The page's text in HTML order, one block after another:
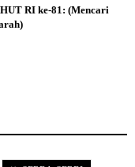
RI ke-81: (Mencari